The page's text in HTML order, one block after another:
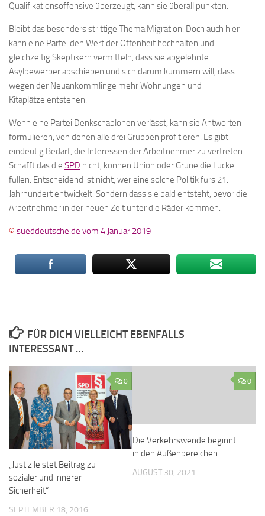
Qualifikationsoffensive überzeugt, kann sie überall punkten.
Bleibt das besonders strittige Thema Migration. Doch auch hier
kann eine Partei den Wert der Offenheit hochhalten und
gleichzeitig Skeptikern vermitteln, dass sie abgelehnte
Asylbewerber abschieben und sich darum kümmern will, dass
wegen der Neuankömmlinge mehr Wohnungen und
Kitaplätze entstehen.
Wenn eine Partei Denkschablonen verlässt, kann sie Antworten
formulieren, von denen alle drei Gruppen profitieren. Es gibt
eindeutig Bedarf, die Interessen der Arbeitnehmer zu vertreten.
Schafft das die SPD nicht, können Union oder Grüne die Lücke
füllen. Entscheidend ist nicht, wer eine solche Politik fürs 21.
Jahrhundert entwickelt. Sondern dass sie bald entsteht, bevor die
Arbeitnehmer in der neuen Zeit unter die Räder kommen.
© sueddeutsche.de vom 4.Januar 2019
FÜR DICH VIELLEICHT EBENFALLS
INTERESSANT …
0
„Justiz leistet Beitrag zu
sozialer und innerer
Sicherheit“
SEPTEMBER 18, 2016
0
Die Verkehrswende beginnt
in den Außenbereichen
AUGUST 30, 2021